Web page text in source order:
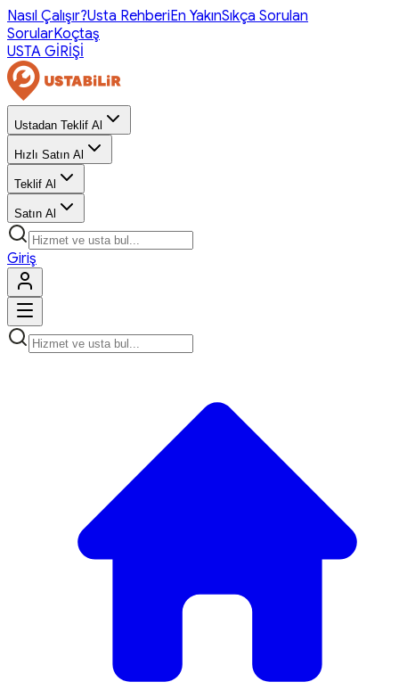
Nasıl Çalışır?Usta RehberiEn YakınSıkça Sorulan
SorularKoçtaş
USTA GİRİŞİ
Ustadan Teklif Al
Hızlı Satın Al
Teklif Al
Satın Al
Giriş